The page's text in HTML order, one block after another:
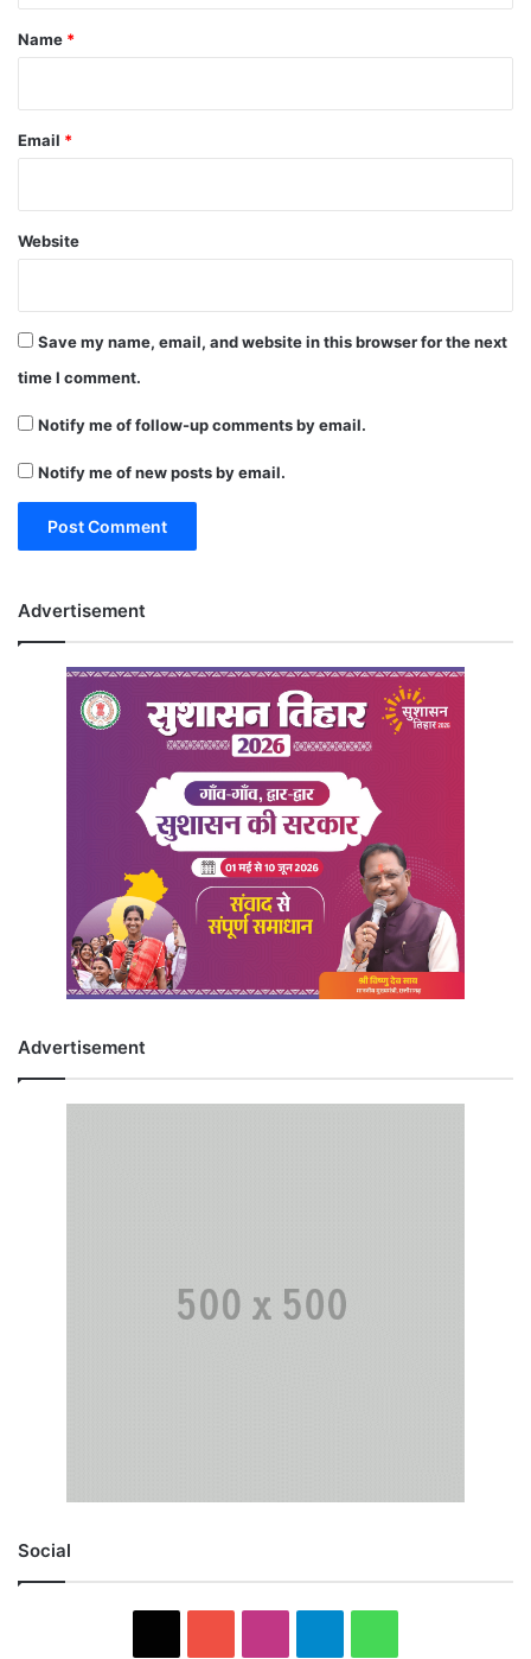
*
Name *
Email *
Website
Save my name, email, and website in this browser for the next
time I comment.
Notify me of follow-up comments by email.
Notify me of new posts by email.
Advertisement
Advertisement
Social